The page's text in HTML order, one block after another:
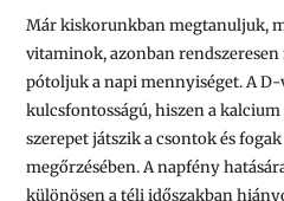
Már kiskorunkban megtanuljuk,
vitaminok, azonban
pótoljuk a napi mennyiséget. A
kulcsfontosságú, hiszen a
szerepet játszik a csontok és
megőrzésében. A napfény
különösen a téli időszakban